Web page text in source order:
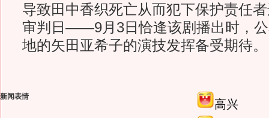
导致田中香织死亡从而犯下保护责任
审判日——9月3日恰逢该剧播出时，公
地的矢田亚希子的演技发挥备受期待
新闻表情
高兴